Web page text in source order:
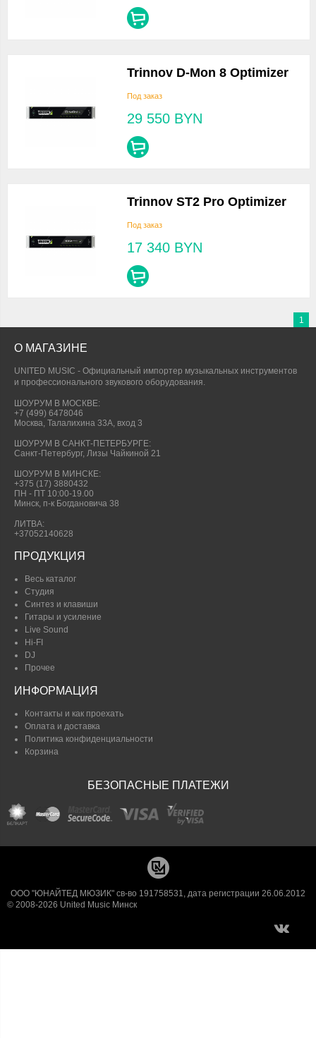
Trinnov D-Mon 8 Optimizer
Под заказ
29 550 BYN
Trinnov ST2 Pro Optimizer
Под заказ
17 340 BYN
1
О МАГАЗИНЕ
UNITED MUSIC - Официальный импортер музыкальных инструментов
и профессионального звукового оборудования.
ШОУРУМ В МОСКВЕ:
+7 (499) 6478046
Москва, Талалихина 33А, вход 3
ШОУРУМ В САНКТ-ПЕТЕРБУРГЕ:
Санкт-Петербург, Лизы Чайкиной 21
ШОУРУМ В МИНСКЕ:
+375 (17) 3880432
ПН - ПТ 10:00-19.00
Минск, п-к Богдановича 38
ЛИТВА:
+37052140628
ПРОДУКЦИЯ
Весь каталог
Студия
Синтез и клавиши
Гитары и усиление
Live Sound
Hi-FI
DJ
Прочее
ИНФОРМАЦИЯ
Контакты и как проехать
Оплата и доставка
Политика конфиденциальности
Корзина
БЕЗОПАСНЫЕ ПЛАТЕЖИ
ООО "ЮНАЙТЕД МЮЗИК" св-во 191758531, дата регистрации 26.06.2012
© 2008-2026 United Music Минск